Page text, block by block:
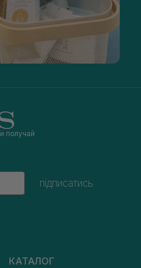
и получай
підписатись
КАТАЛОГ